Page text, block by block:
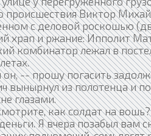
Виктор
с деловой роскошью
храп и ржание: Ипполит
комбинатор лежал в
-- прошу погасить
из полотенца и
глазами.
как солдат на
Я вчера позабыл вам